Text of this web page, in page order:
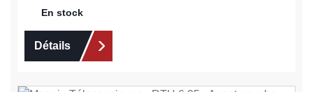
En stock
Détails